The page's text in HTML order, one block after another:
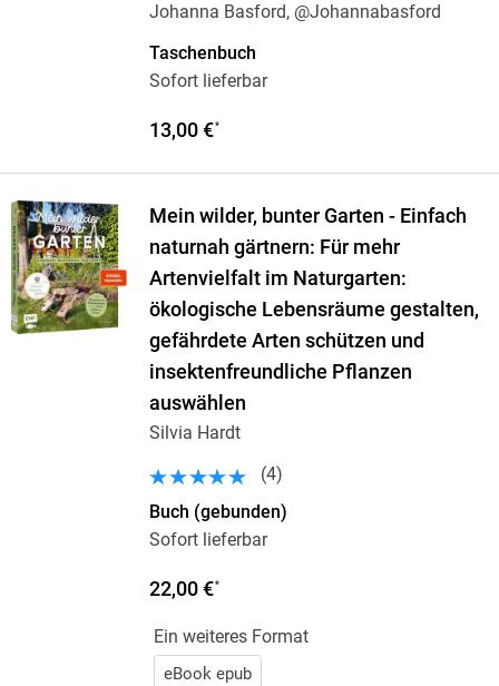
Johanna Basford, @Johannabasford
Taschenbuch
Sofort lieferbar
13,00 €*
Mein wilder, bunter Garten - Einfach
naturnah gärtnern: Für mehr
Artenvielfalt im Naturgarten:
ökologische Lebensräume gestalten,
gefährdete Arten schützen und
insektenfreundliche Pflanzen
auswählen
Silvia Hardt
(4)
Buch (gebunden)
Sofort lieferbar
22,00 €*
Ein weiteres Format
eBook epub